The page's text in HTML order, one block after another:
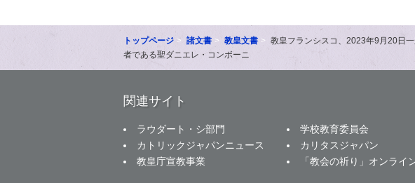
トップページ 諸文書 教皇文書
教皇フランシスコ、2023年9月20日
者である聖ダニエレ・コンボーニ
関連サイト
ラウダート・シ部門
学校教育委員会
カトリックジャパンニュース
カリタスジャパン
教皇庁宣教事業
「教会の祈り」オンライ